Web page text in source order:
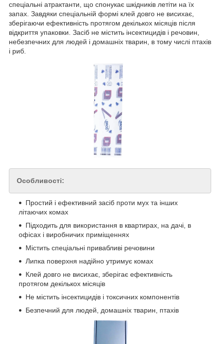
спеціальні атрактанти, що спонукає шкідників летіти на їх
запах. Завдяки спеціальній формі клей довго не висихає,
зберігаючи ефективність протягом декількох місяців після
відкриття упаковки. Засіб не містить інсектицидів і речовин,
небезпечних для людей і домашніх тварин, в тому числі птахів
і риб.
Особливості:
Простий і ефективний засіб проти мух та інших
літаючих комах
Підходить для використання в квартирах, на дачі, в
офісах і виробничих приміщеннях
Містить спеціальні привабливі речовини
Липка поверхня надійно утримує комах
Клей довго не висихає, зберігає ефективність
протягом декількох місяців
Не містить інсектицидів і токсичних компонентів
Безпечний для людей, домашніх тварин, птахів